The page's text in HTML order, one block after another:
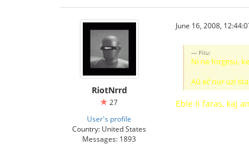
RiotNrrd
27
User's profile
Country: United States
Messages: 1893
June 16, 2008,
Filu:
Ni ne forgesu,
Aŭ eĉ nur uzi
Eble li faras, kaj